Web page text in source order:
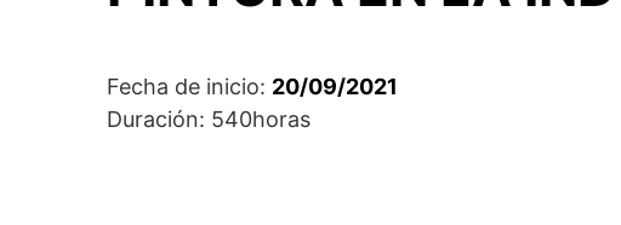
Fecha de inicio: 20/09/2021
Duración: 540horas